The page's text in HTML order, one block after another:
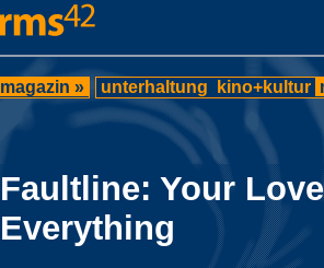
magazin » unterhaltung kino+kultur
Faultline: Your
Everything